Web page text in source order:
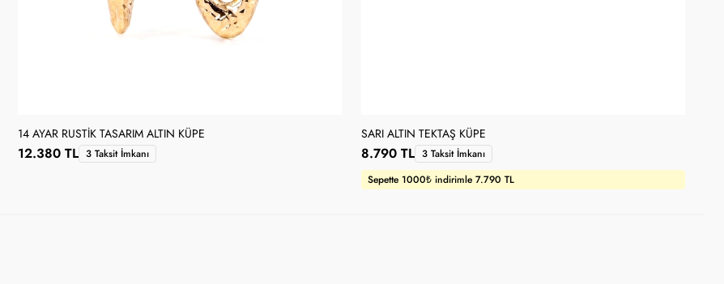
14 AYAR RUSTIK TASARIM ALTIN KÜPE
12.380 TL 3 Taksit İmkanı
SARI ALTIN TEKTAŞ KÜPE
Sepette 1000₺ indirimle 7.790 TL
8.790 TL 3 Taksit İmkanı